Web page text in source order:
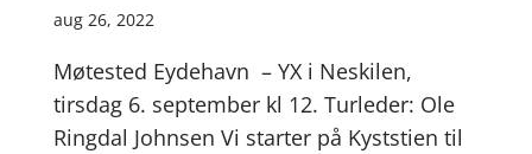
aug 26, 2022
Møtested Eydehavn – YX i Neskilen,
tirsdag 6. september kl 12. Turleder: Ole
Ringdal Johnsen Vi starter på Kyststien til